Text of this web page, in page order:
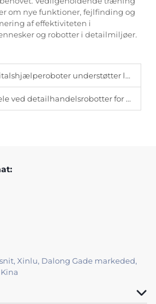
om nye funktioner, fejlfinding og
af effektiviteten i
og robotter i detailmiljøer.
understøtter læger, sygeplejersker og patienter
detailhandelsrobotter for butikker og kunder
Xinlu, Dalong Gade markeded,